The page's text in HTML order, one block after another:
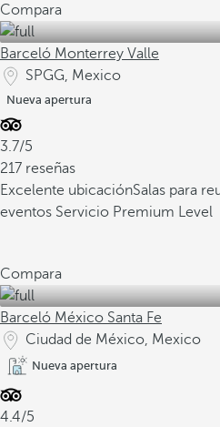
Compara
Barceló Monterrey Valle
SPGG, Mexico
Nueva apertura
3.7/5
217 reseñas
Excelente ubicaciónSalas para
eventos Servicio Premium Level
Compara
Barceló México Santa Fe
Ciudad de México, Mexico
Nueva apertura
4.4/5